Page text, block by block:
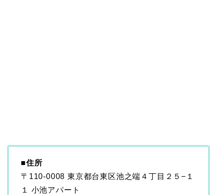
■住所
〒110-0008 東京都台東区池之端４丁目２５−１
１ 小池アパート